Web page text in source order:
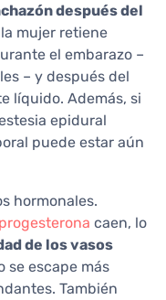
después del
mujer retiene
el embarazo –
– y después del
líquido. Además, si
epidural
puede estar aún
hormonales.
progesterona caen, lo
de los vasos
se escape más
También